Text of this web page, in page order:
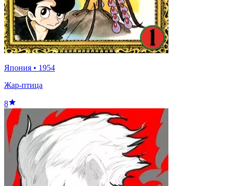
Япония • 1954
Жар-птица
8